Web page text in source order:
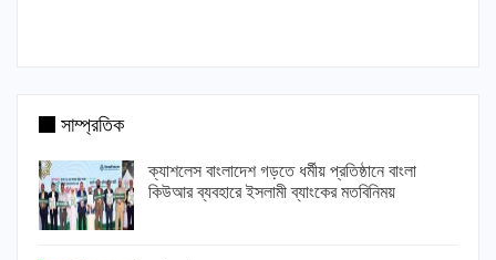
সাম্প্রতিক
ক্যাশলেস বাংলাদেশ গড়তে ধর্মীয় প্রতিষ্ঠানে বাংলা
কিউআর ব্যবহারে ইসলামী ব্যাংকের মতবিনিময়